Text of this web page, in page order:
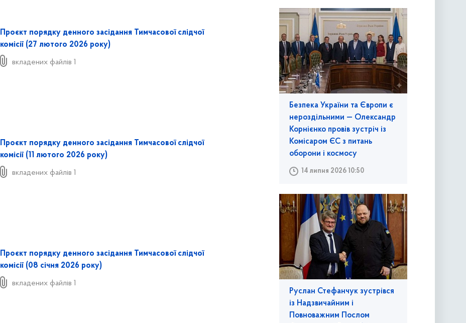
Проєкт порядку денного засідання Тимчасової слідчої
комісії (27 лютого 2026 року)
вкладених файлів 1
Проєкт порядку денного засідання Тимчасової слідчої
комісії (11 лютого 2026 року)
вкладених файлів 1
Проєкт порядку денного засідання Тимчасової слідчої
комісії (08 січня 2026 року)
вкладених файлів 1
Безпека України та Європи є
нероздільними — Олександр
Корнієнко провів зустріч із
Комісаром ЄС з питань
оборони і космосу
14 липня 2026 10:50
Руслан Стефанчук зустрівся
із Надзвичайним і
Повноважним Послом